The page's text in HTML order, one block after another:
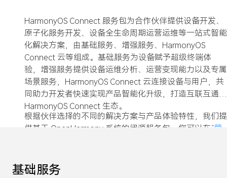
HarmonyOS Connect 服务包为合作伙伴提供设备开发、
原子化服务开发、设备全生命周期运营运维等一站式智能
化解决方案，由基础服务、增强服务、HarmonyOS
Connect 云等组成。基础服务为设备赋予超级终端体
验，增强服务提供设备运维分析、运营变现能力以及专属
场景服务，HarmonyOS Connect 云连接设备与用户，共
同助力开发者快速实现产品智能化升级，打造互联互通的
HarmonyOS Connect 生态。
根据伙伴选择的不同的解决方案与产品体验特性，我们提
供基于 OpenHarmony 系统的闭源服务包，您可以在“管
基础服务